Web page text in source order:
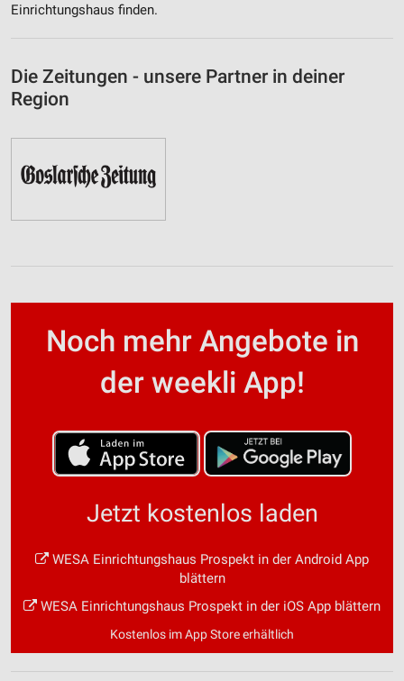
Einrichtungshaus finden.
Die Zeitungen - unsere Partner in deiner
Region
Noch mehr Angebote in
der weekli App!
Jetzt kostenlos laden
WESA Einrichtungshaus Prospekt in der Android App
blättern
WESA Einrichtungshaus Prospekt in der iOS App blättern
Kostenlos im App Store erhältlich